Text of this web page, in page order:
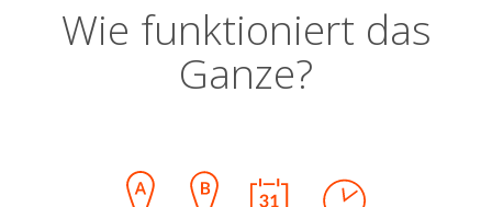
Wie funktioniert das
Ganze?